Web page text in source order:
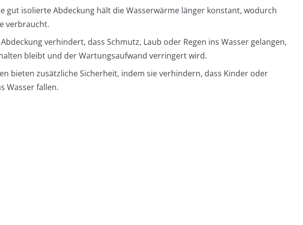
gut isolierte Abdeckung hält die Wasserwärme länger konstant, wodurch
verbraucht.
Abdeckung verhindert, dass Schmutz, Laub oder Regen ins Wasser gelangen,
bleibt und der Wartungsaufwand verringert wird.
bieten zusätzliche Sicherheit, indem sie verhindern, dass Kinder oder
Wasser fallen.